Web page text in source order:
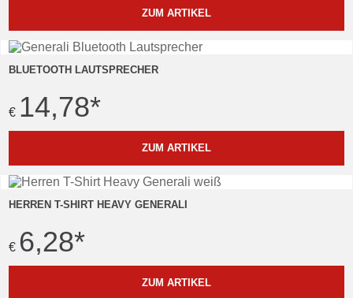
ZUM ARTIKEL
BLUETOOTH LAUTSPRECHER
€ 14,78*
ZUM ARTIKEL
HERREN T-SHIRT HEAVY GENERALI
€ 6,28*
ZUM ARTIKEL